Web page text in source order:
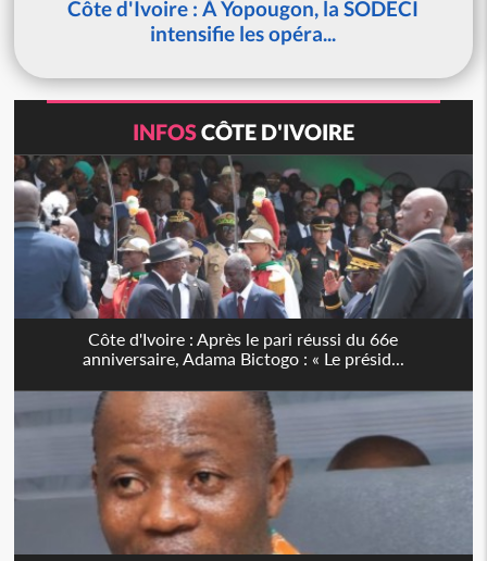
Côte d'Ivoire : À Yopougon, la SODECI
intensifie les opéra...
INFOSCÔTE D'IVOIRE
Côte d'Ivoire : Après le pari réussi du 66e
anniversaire, Adama Bictogo : « Le présid...